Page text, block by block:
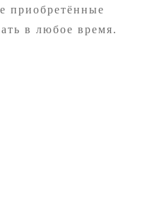
приобретённые
в любое время.